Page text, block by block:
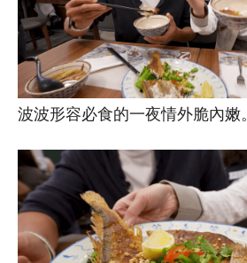
波波形容必食的一夜情外脆內嫩。